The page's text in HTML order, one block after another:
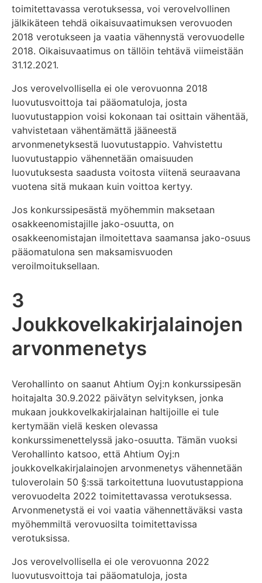
toimitettavassa verotuksessa, voi verovelvollinen
jälkikäteen tehdä oikaisuvaatimuksen verovuoden
2018 verotukseen ja vaatia vähennystä verovuodelle
2018. Oikaisuvaatimus on tällöin tehtävä viimeistään
31.12.2021.
Jos verovelvollisella ei ole verovuonna 2018
luovutusvoittoja tai pääomatuloja, josta
luovutustappion voisi kokonaan tai osittain vähentää,
vahvistetaan vähentämättä jääneestä
arvonmenetyksestä luovutustappio. Vahvistettu
luovutustappio vähennetään omaisuuden
luovutuksesta saadusta voitosta viitenä seuraavana
vuotena sitä mukaan kuin voittoa kertyy.
Jos konkurssipesästä myöhemmin maksetaan
osakkeenomistajille jako-osuutta, on
osakkeenomistajan ilmoitettava saamansa jako-osuus
pääomatulona sen maksamisvuoden
veroilmoituksellaan.
3
Joukkovelkakirjalainojen
arvonmenetys
Verohallinto on saanut Ahtium Oyj:n konkurssipesän
hoitajalta 30.9.2022 päivätyn selvityksen, jonka
mukaan joukkovelkakirjalainan haltijoille ei tule
kertymään vielä kesken olevassa
konkurssimenettelyssä jako-osuutta. Tämän vuoksi
Verohallinto katsoo, että Ahtium Oyj:n
joukkovelkakirjalainojen arvonmenetys vähennetään
tuloverolain 50 §:ssä tarkoitettuna luovutustappiona
verovuodelta 2022 toimitettavassa verotuksessa.
Arvonmenetystä ei voi vaatia vähennettäväksi vasta
myöhemmiltä verovuosilta toimitettavissa
verotuksissa.
Jos verovelvollisella ei ole verovuonna 2022
luovutusvoittoja tai pääomatuloja, josta